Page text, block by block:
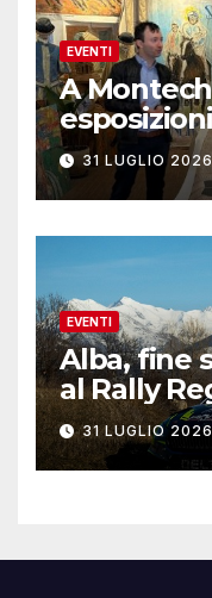
EVENTI
A
31 LUGLIO 2026
EVENTI
Alba, fine
al Rally
31 LUGLIO 2026